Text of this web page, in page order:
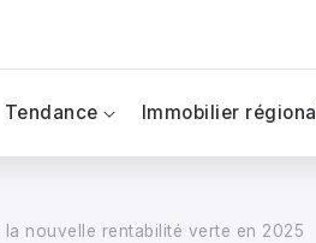
Tendance Immobilier régional
la nouvelle rentabilité verte en 2025